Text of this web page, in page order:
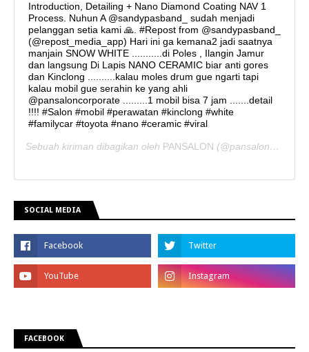
Introduction, Detailing + Nano Diamond Coating NAV 1
Process. Nuhun A @sandypasband_ sudah menjadi
pelanggan setia kami 🙏. #Repost from @sandypasband_
(@repost_media_app) Hari ini ga kemana2 jadi saatnya
manjain SNOW WHITE ...........di Poles , Ilangin Jamur
dan langsung Di Lapis NANO CERAMIC biar anti gores
dan Kinclong ..........kalau moles drum gue ngarti tapi
kalau mobil gue serahin ke yang ahli
@pansaloncorporate .........1 mobil bisa 7 jam .......detail
!!!! #Salon #mobil #perawatan #kinclong #white
#familycar #toyota #nano #ceramic #viral
Sebuah kiriman dibagikan oleh PANSALON (@pansaloncorporate) pada
SOCIAL MEDIA
FACEBOOK